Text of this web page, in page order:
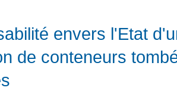
envers l'Etat
de conteneurs